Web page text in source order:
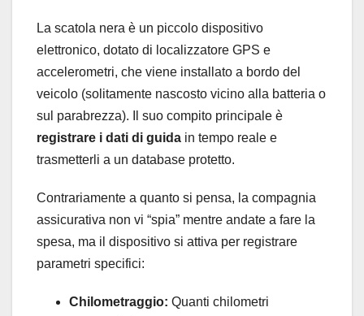
La scatola nera è un piccolo dispositivo
elettronico, dotato di localizzatore GPS e
accelerometri, che viene installato a bordo del
veicolo (solitamente nascosto vicino alla batteria o
sul parabrezza). Il suo compito principale è
registrare i dati di guida in tempo reale e
trasmetterli a un database protetto.
Contrariamente a quanto si pensa, la compagnia
assicurativa non vi “spia” mentre andate a fare la
spesa, ma il dispositivo si attiva per registrare
parametri specifici:
Chilometraggio: Quanti chilometri